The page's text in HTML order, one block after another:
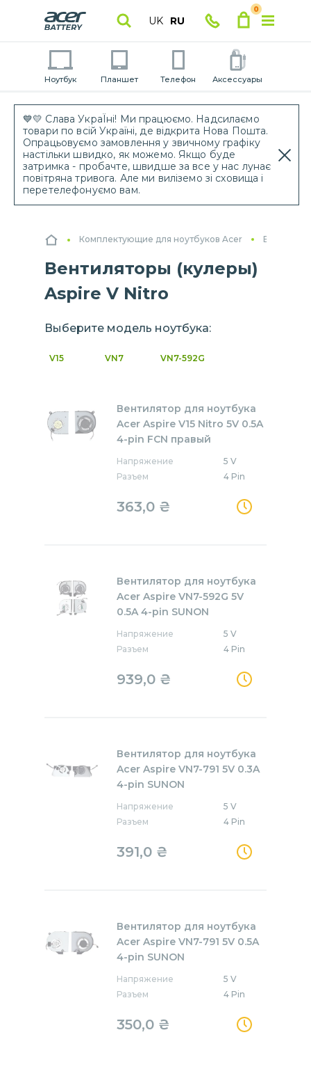
💙💛 Слава УкраЇні! Ми працюємо. Надсилаємо
товари по всій Україні, де відкрита Нова Пошта.
Опрацьовуємо замовлення у звичному графіку
настільки швидко, як можемо. Якщо буде
затримка - пробачте, швидше за все у нас лунає
повітряна тривога. Але ми виліземо зі сховища і
перетелефонуємо вам.
UK RU
0
Ноутбук Планшет Телефон Аксессуары
Комплектующие для ноутбуков Acer
Вентиляторы (кулеры)
Aspire V Nitro
Выберите модель ноутбука:
V15 VN7 VN7-592G
Вентилятор для ноутбука
Acer Aspire V15 Nitro 5V 0.5A
4-pin FCN правый
Напряжение
5 V
Разъем
4 Pin
363,0 ₴
Вентилятор для ноутбука
Acer Aspire VN7-592G 5V
0.5A 4-pin SUNON
Напряжение
5 V
Разъем
4 Pin
939,0 ₴
Вентилятор для ноутбука
Acer Aspire VN7-791 5V 0.3A
4-pin SUNON
Напряжение
5 V
Разъем
4 Pin
391,0 ₴
Вентилятор для ноутбука
Acer Aspire VN7-791 5V 0.5A
4-pin SUNON
Напряжение
5 V
Разъем
4 Pin
350,0 ₴